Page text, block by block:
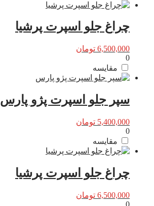
چراغ جلو اسپرت پرشیا
6,500,000 تومان
0
مقایسه
سپر جلو اسپرت پژو پارس
5,400,000 تومان
0
مقایسه
چراغ جلو اسپرت پرشیا
6,500,000 تومان
0